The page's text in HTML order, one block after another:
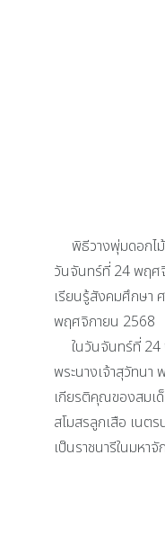
พิธีวางพุ่มดอกไม้
วันจันทร์ที่ 24 พฤศ
เรียนรู้สังคมศึกษา
พฤศจิกายน 2568
ในวันจันทร์ที่ 24
พระนางเจ้าสุวัทนา
เกียรติคุณของสมเ
สโมสรลูกเสือ เนต
เป็นราชนารีในมหา